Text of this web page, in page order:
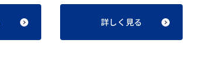
詳しく見る